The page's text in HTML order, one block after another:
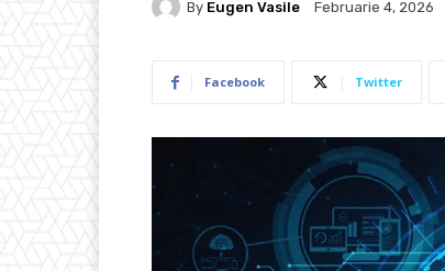
By Eugen Vasile Februarie 4, 2026
Facebook Twitter